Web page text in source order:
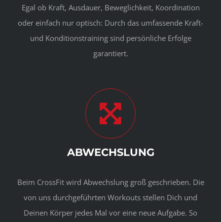
Egal ob Kraft, Ausdauer, Beweglichkeit, Koordination
oder einfach nur optisch: Durch das umfassende Kraft-
und Konditionstraining sind persönliche Erfolge
garantiert.
ABWECHSLUNG
Beim CrossFit wird Abwechslung groß geschrieben. Die
von uns durchgeführten Workouts stellen Dich und
Deinen Körper jedes Mal vor eine neue Aufgabe. So